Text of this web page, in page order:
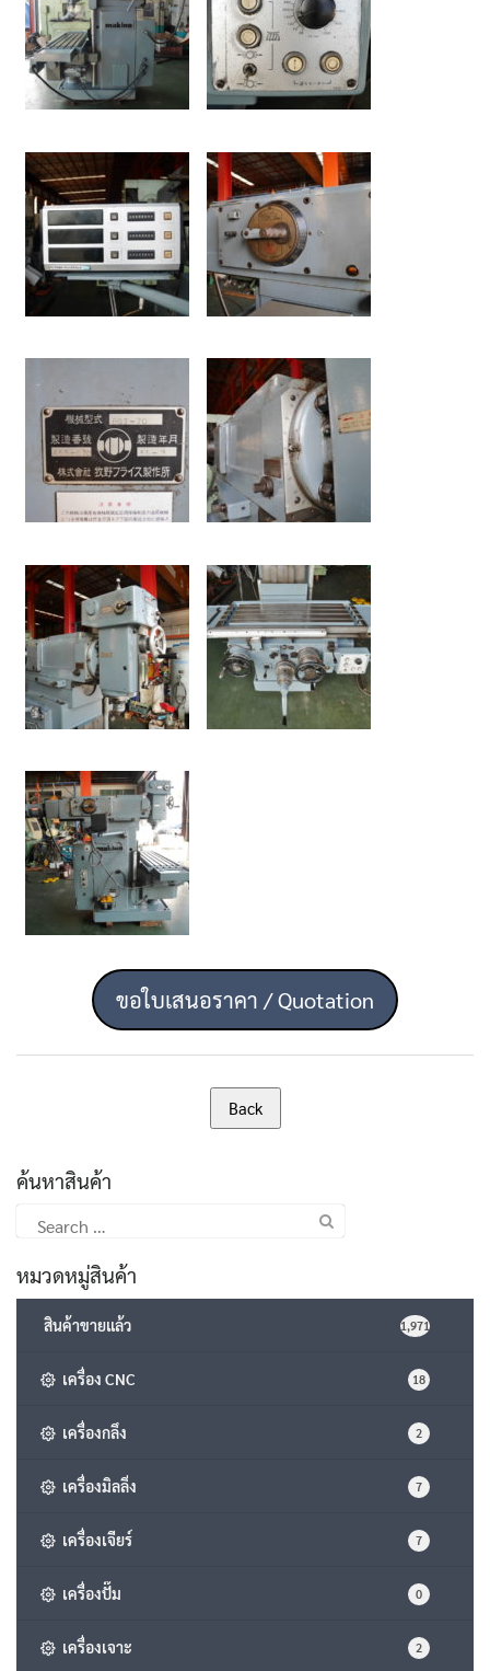
ขอใบเสนอราคา / Quotation
ค้นหาสินค้า
for:
หมวดหมู่สินค้า
สินค้าขายแล้ว 1,971
เครื่อง CNC 18
เครื่องกลึง 2
เครื่องมิลลิ่ง 7
เครื่องเจียร์ 7
เครื่องปั๊ม 0
เครื่องเจาะ 2